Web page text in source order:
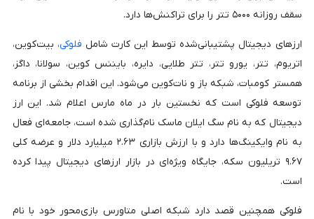
سقف روزانه ۵۰۰۰ تتر را برای تراکنش‌ها دارد.
ارزهای دیجیتال پشتیبانی‌شده توسط این کارت شامل فلوکی، بیت‌کوین،
اتریوم، تتر، یورو تتر، تتر طلایی، دایره، بایننس کوین، سولانا، داگز،
همستر کومبات، شبکه باز و نات‌کوین می‌شود. این اقدام بخشی از برنامه
توسعه فلوکی است که نخستین بار در ماه مارس اعلام شد. این ارز
دیجیتال که به نام سگ ایلان ماسک نام‌گذاری شده است، جامعه‌ای فعال
به نام وایکینگ‌ها دارد و با ارزش بازاری ۲.۶۳ میلیارد دلار و عرضه کلی
۹.۶۷ تریلیون سکه، جایگاه ویژه‌ای در بازار ارزهای دیجیتال پیدا کرده
است.
فلوکی همچنین قصد دارد شبکه اصلی متاورس بازی‌محور خود با نام